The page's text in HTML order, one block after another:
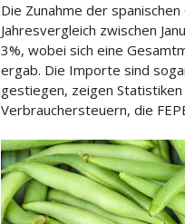
Die Zunahme der
Jahresvergleich zwischen
3%, wobei sich eine
ergab. Die Importe sind
gestiegen, zeigen Statistiken
Verbrauchersteuern, die